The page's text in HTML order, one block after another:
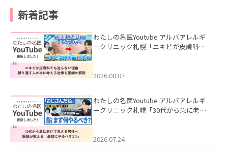
新着記事
わたしの名医Youtube アルバアレルギ
ークリニック札幌「ニキビが皮膚科で
ました。
2026.08.07
わたしの名医Youtube アルバアレルギ
ークリニック札幌「30代から急に老け
た。
2026.07.24